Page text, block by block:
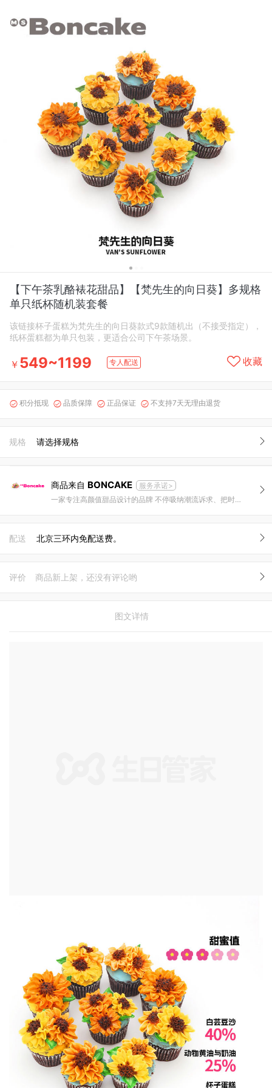
【下午茶乳酪裱花甜品】【梵先生的向日葵】多规格
单只纸杯随机装套餐
该链接杯子蛋糕为梵先生的向日葵款式9款随机出（不接受指定），
纸杯蛋糕都为单只包装，更适合公司下午茶场景。
￥ 549~1199 专人配送 收藏
 积分抵现  品质保障  正品保证  不支持7天无理由退货
规格 请选择规格
商品来自 BONCAKE
服务承诺>
一家专注高颜值甜品设计的品牌 不停吸纳潮流诉求、把时尚与甜品结合，创造惊喜是我们的追求。
配送 北京三环内免配送费。
评价 商品新上架，还没有评论哟
图文详情